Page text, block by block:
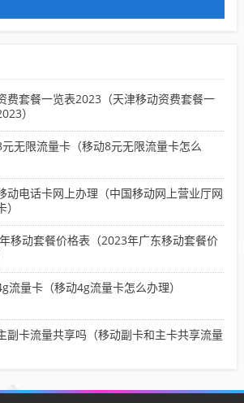
费套餐一览表2023（天津移动资费套餐一
）
无限流量卡（移动8元无限流量卡怎么
动电话卡网上办理（中国移动网上营业厅网
）
移动套餐价格表（2023年广东移动套餐价
流量卡（移动4g流量卡怎么办理）
副卡流量共享吗（移动副卡和主卡共享流量